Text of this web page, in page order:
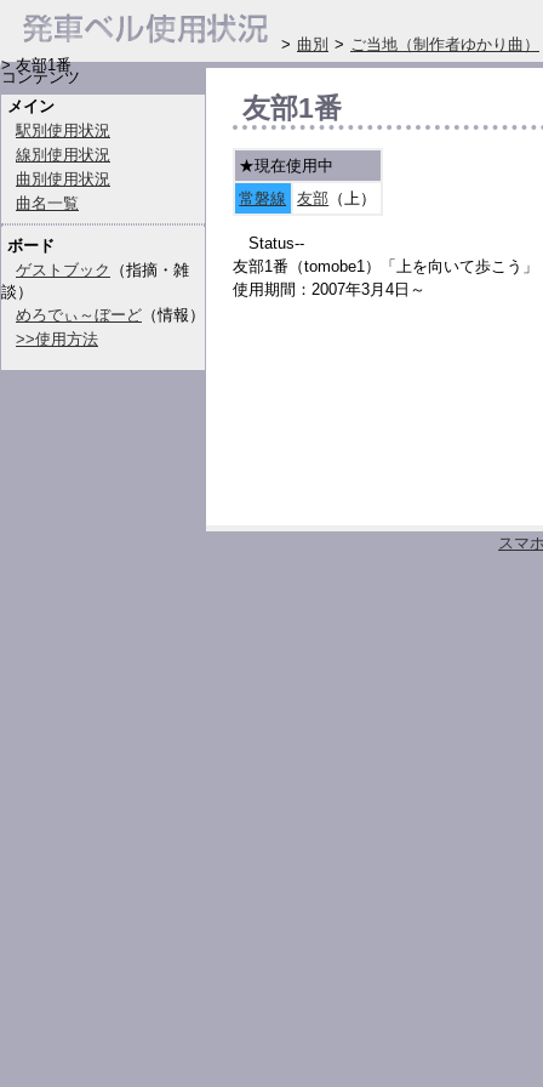
コンテンツ
メイン
駅別使用状況
線別使用状況
曲別使用状況
曲名一覧
ボード
ゲストブック
（指摘・雑
談）
めろでぃ～ぼーど （情報）
>>使用方法
友部1番
★現在使用中
常磐線
友部 （上）
Status--
友部1番（tomobe1）「上を向いて歩こう」
使用期間：2007年3月4日～
スマ
> 曲別 > ご当地（制作者ゆかり曲）
> 友部1番